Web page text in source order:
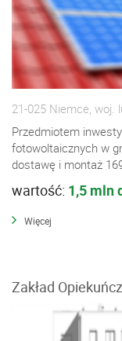
21-025 Niemce, woj.
Przedmiotem
fotowoltaicznych w
dostawę i montaż
wartość: 1,5 mln
Więcej
Zakład